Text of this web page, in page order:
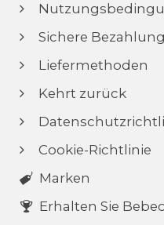
Sichere Bezahlung
Liefermethoden
Kehrt zurück
Cookie-Richtlinie
Marken
Erhalten Sie